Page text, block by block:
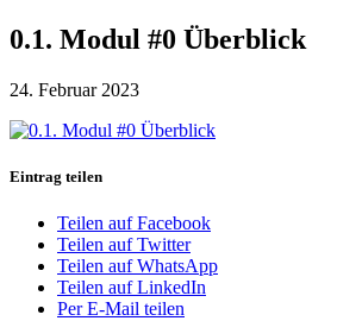
0.1. Modul #0 Überblick
24. Februar 2023
Eintrag teilen
Teilen auf Facebook
Teilen auf Twitter
Teilen auf WhatsApp
Teilen auf LinkedIn
Per E-Mail teilen